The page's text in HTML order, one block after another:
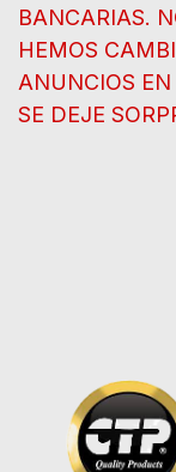
BANCARIAS.
HEMOS
ANUNCIOS EN
SE DEJE